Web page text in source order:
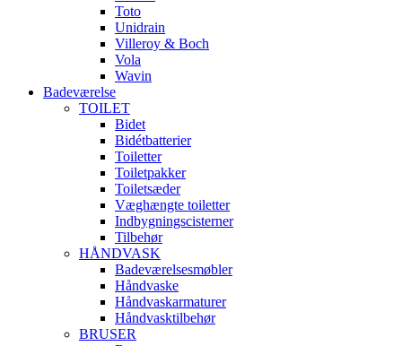
Toto
Unidrain
Villeroy & Boch
Vola
Wavin
Badeværelse
TOILET
Bidet
Bidétbatterier
Toiletter
Toiletpakker
Toiletsæder
Væghængte toiletter
Indbygningscisterner
Tilbehør
HÅNDVASK
Badeværelsesmøbler
Håndvaske
Håndvaskarmaturer
Håndvasktilbehør
BRUSER